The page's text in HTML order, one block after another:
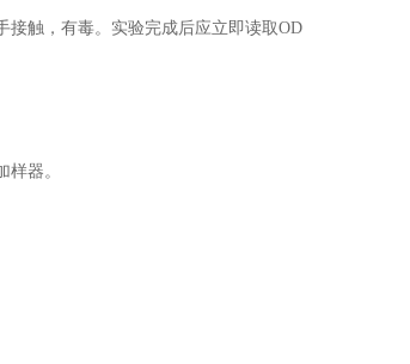
触，有毒。实验完成后应立即读取OD
器。